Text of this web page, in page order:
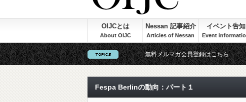
OIJCとは Nessan 記事紹介 イベント告知
無料メルマガ会員登録はこちら
Fespa Berlinの動向：パート１